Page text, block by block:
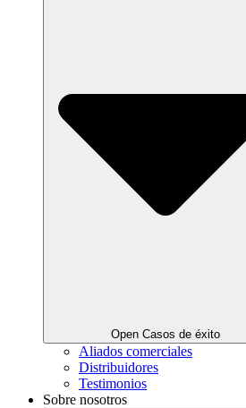
Open Casos de éxito
Aliados comerciales
Distribuidores
Testimonios
Sobre nosotros